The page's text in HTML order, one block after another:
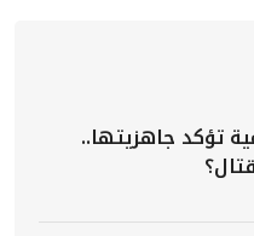
تؤكد جاهزيتها..